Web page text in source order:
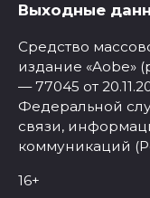
Выходные
Средство
издание «Aobe»
— 77045 от
Федеральной
связи,
коммуникаций
16+